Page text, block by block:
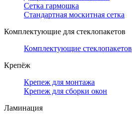
Сетка гармошка
Стандартная москитная сетка
Комплектующие для стеклопакетов
Комплектующие стеклопакетов
Крепёж
Крепеж для монтажа
Крепеж для сборки окон
Ламинация